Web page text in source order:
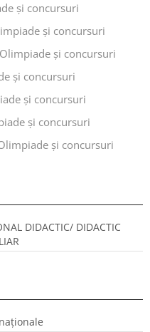
și concursuri
și concursuri
și concursuri
și concursuri
și concursuri
și concursuri
și concursuri
DIDACTIC/ DIDACTIC